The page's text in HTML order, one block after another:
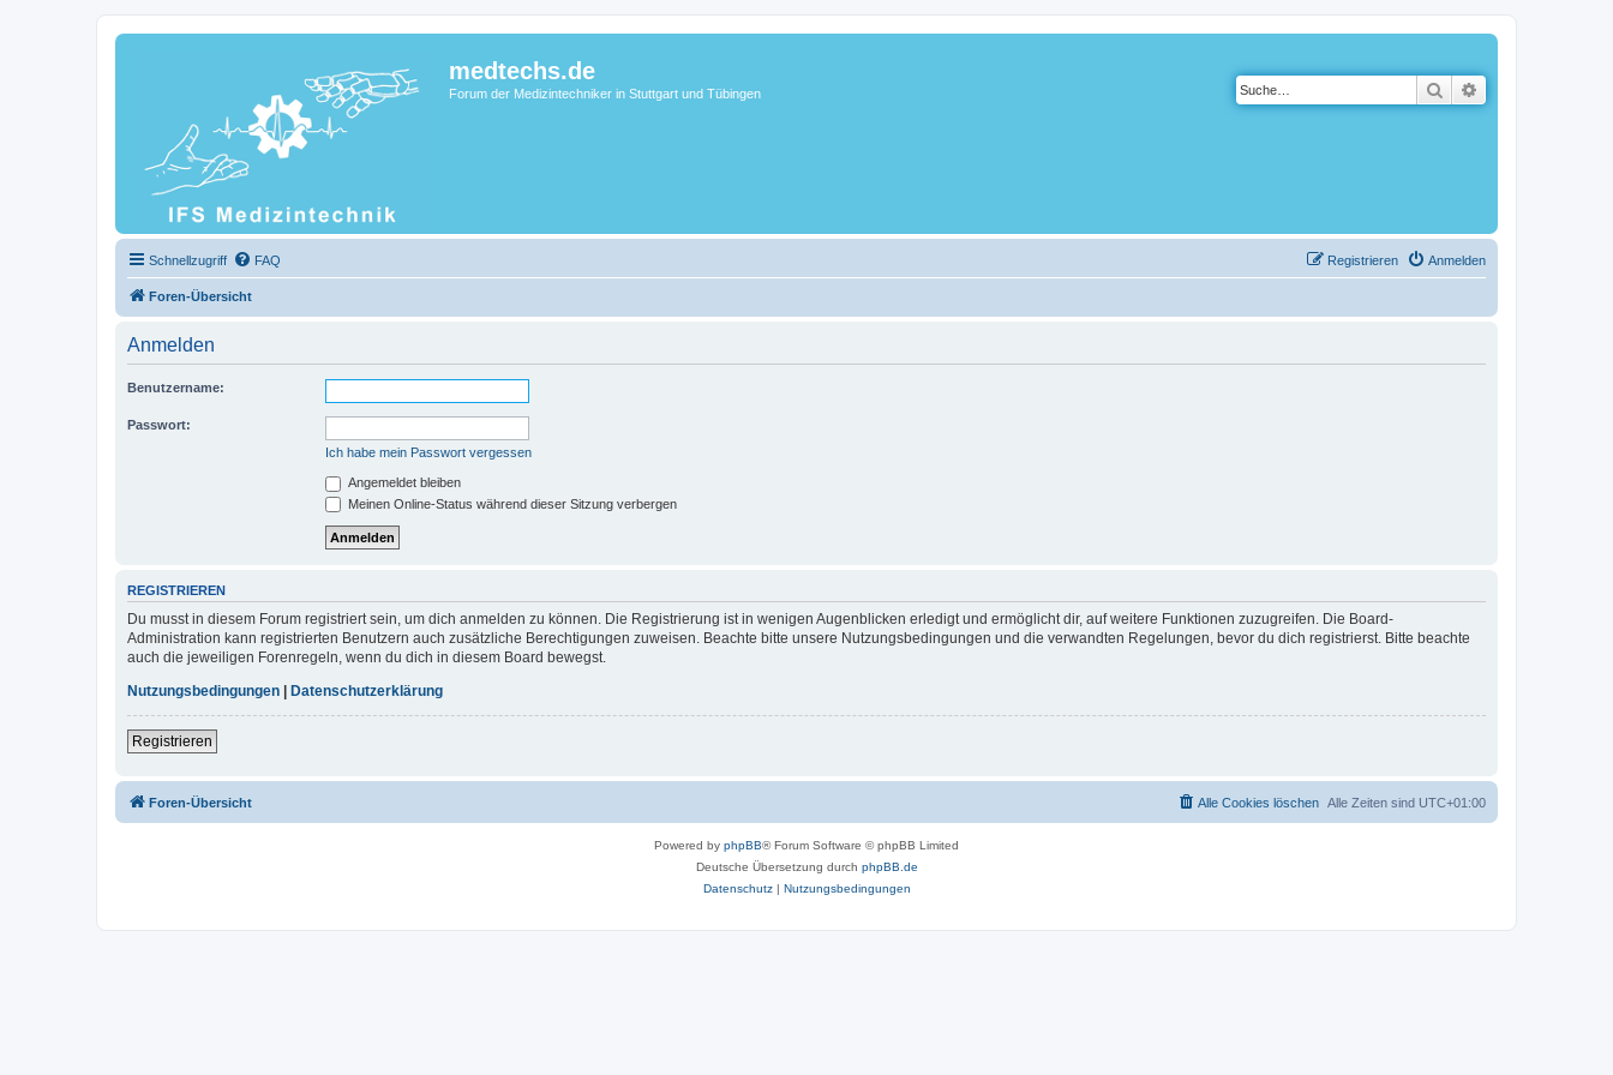
medtechs.de
Forum der Medizintechniker in Stuttgart und Tübingen Suche
Schnellzugriff FAQ Anmelden
Registrieren
Foren-Übersicht
Anmelden
Benutzername:
Passwort:
Ich habe mein Passwort vergessen
Angemeldet bleiben
Meinen Online-Status während dieser Sitzung verbergen
REGISTRIEREN
Du musst in diesem Forum registriert sein, um dich anmelden zu können. Die Registrierung ist in wenigen Augenblicken erledigt und ermöglicht dir, auf weitere Funktionen zuzugreifen. Die Board-
Administration kann registrierten Benutzern auch zusätzliche Berechtigungen zuweisen. Beachte bitte unsere Nutzungsbedingungen und die verwandten Regelungen, bevor du dich registrierst. Bitte beachte
auch die jeweiligen Forenregeln, wenn du dich in diesem Board bewegst.
Nutzungsbedingungen | Datenschutzerklärung
Registrieren
Foren-Übersicht Alle Zeiten sind UTC+01:00
Alle Cookies löschen
Powered by phpBB® Forum Software © phpBB Limited
Deutsche Übersetzung durch phpBB.de
Datenschutz| Nutzungsbedingungen